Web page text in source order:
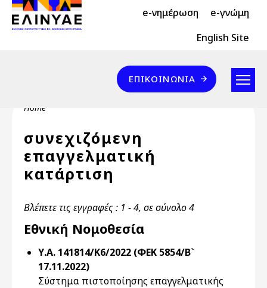
Skip to main content
Header Top 2 e-νημέρωση e-γνώμη
Header Top English Site
Επικοινωνία
ΕΠΙΚΟΙΝΩΝΊΑ
Breadcrumb
Home
συνεχιζόμενη
επαγγελματική
κατάρτιση
Βλέπετε τις εγγραφές : 1 - 4, σε σύνολο 4
Εθνική Νομοθεσία
Υ.Α. 141814/Κ6/2022 (ΦΕΚ 5854/Β`
17.11.2022)
Σύστημα πιστοποίησης επαγγελματικής